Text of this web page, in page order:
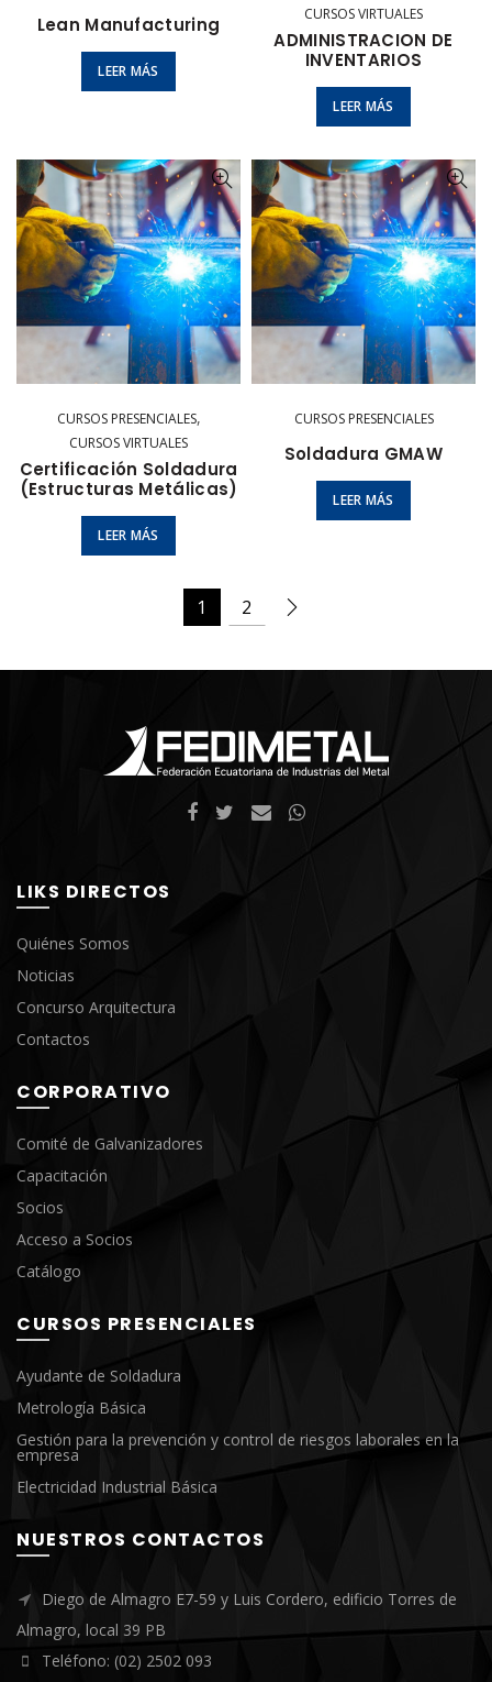
Lean Manufacturing
LEER MÁS
CURSOS VIRTUALES
ADMINISTRACION DE
INVENTARIOS
LEER MÁS
CURSOS PRESENCIALES,
CURSOS VIRTUALES
Certificación Soldadura
(Estructuras Metálicas)
LEER MÁS
CURSOS PRESENCIALES
Soldadura GMAW
LEER MÁS
1 2
LIKS DIRECTOS
Quiénes Somos
Noticias
Concurso Arquitectura
Contactos
CORPORATIVO
Comité de Galvanizadores
Capacitación
Socios
Acceso a Socios
Catálogo
CURSOS PRESENCIALES
Ayudante de Soldadura
Metrología Básica
Gestión para la prevención y control de riesgos laborales en la
empresa
Electricidad Industrial Básica
NUESTROS CONTACTOS
Diego de Almagro E7-59 y Luis Cordero, edificio Torres de
Almagro, local 39 PB
Teléfono: (02) 2502 093